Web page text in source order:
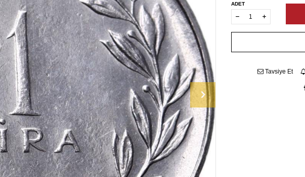
ADET
Tavsiye Et